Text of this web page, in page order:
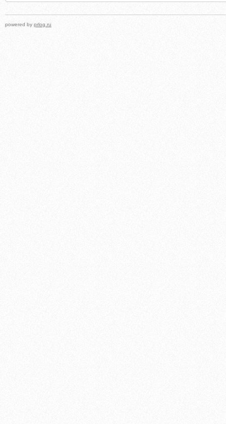
powered by prlog.ru